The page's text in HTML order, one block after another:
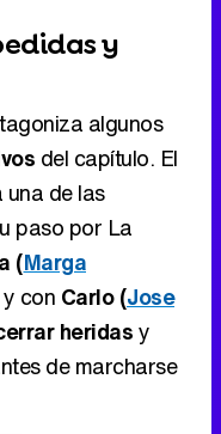
y
algunos
del capítulo. El
de las
paso por La
(Marga
y con Carlo (Jose
heridasy
de marcharse